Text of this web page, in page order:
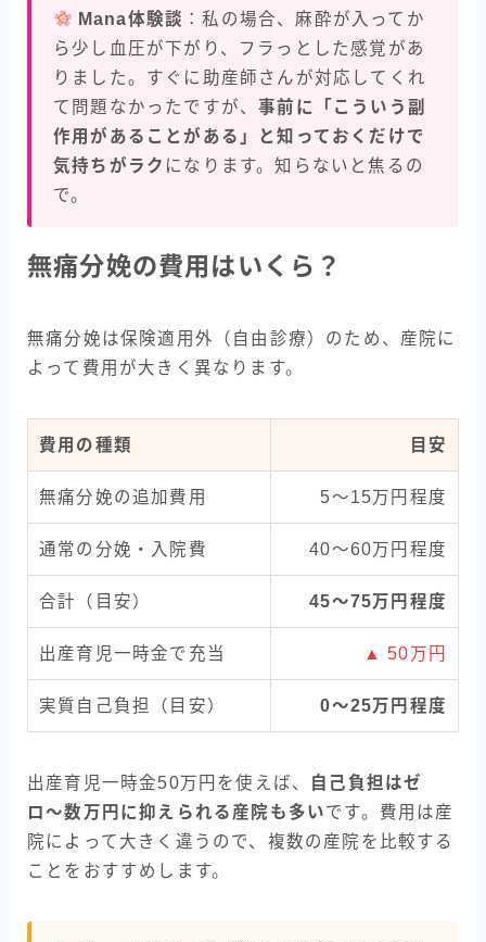
Mana体験談 ：私の場合、麻酔が入ってか
ら少し血圧が下がり、フラっとした感覚があ
りました。すぐに助産師さんが対応してくれ
て問題なかったですが、事前に「こういう副
作用があることがある」と知っておくだけで
気持ちがラク になります。知らないと焦るの
で。
無痛分娩の費用はいくら？
無痛分娩は保険適用外（自由診療）のため、産院に
よって費用が大きく異なります。
費用の種類 目安
無痛分娩の追加費用 5〜15万円程度
通常の分娩・入院費 40〜60万円程度
合計（目安） 45〜75万円程度
出産育児一時金で充当 ▲ 50万円
実質自己負担（目安） 0〜25万円程度
出産育児一時金50万円を使えば、
自己負担はゼ
ロ〜数万円に抑えられる産院も多いです。費用は産
院によって大きく違うので、複数の産院を比較する
ことをおすすめします。